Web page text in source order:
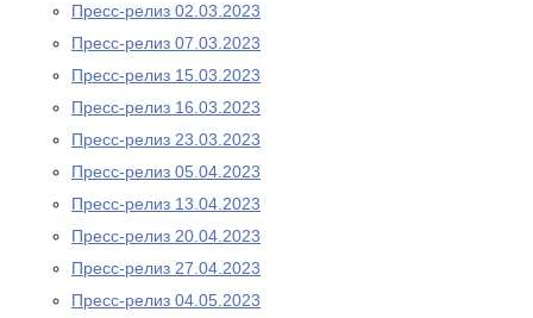
Пресс-релиз 02.03.2023
Пресс-релиз 07.03.2023
Пресс-релиз 15.03.2023
Пресс-релиз 16.03.2023
Пресс-релиз 23.03.2023
Пресс-релиз 05.04.2023
Пресс-релиз 13.04.2023
Пресс-релиз 20.04.2023
Пресс-релиз 27.04.2023
Пресс-релиз 04.05.2023